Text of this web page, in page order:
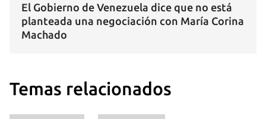
El Gobierno de Venezuela dice que no está
planteada una negociación con María Corina
Machado
Temas relacionados